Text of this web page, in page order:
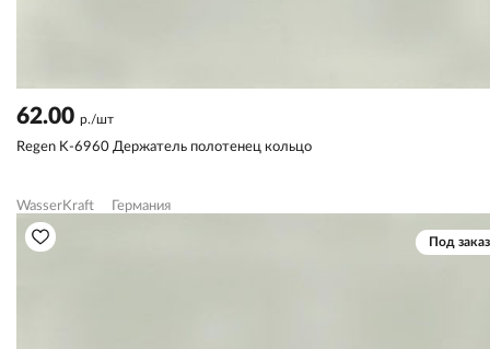
62.00 р./шт
Regen K-6960 Держатель полотенец кольцо
WasserKraft Германия
Под заказ